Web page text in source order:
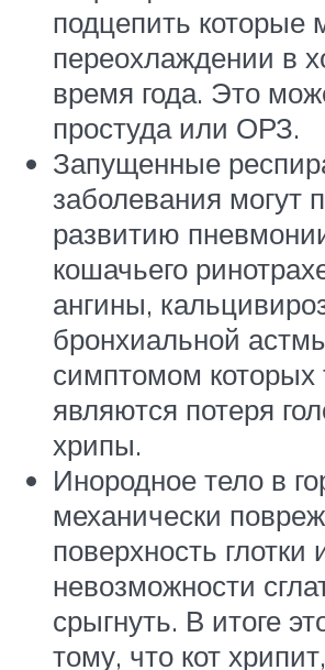
подцепить которые
переохлаждении в
время года. Это
простуда или ОРЗ.
Запущенные
заболевания могут
развитию
кошачьего
ангины,
бронхиальной
симптомом которых
являются потеря
хрипы.
Инородное тело в
механически
поверхность глотки
невозможности
срыгнуть. В итоге
тому, что кот